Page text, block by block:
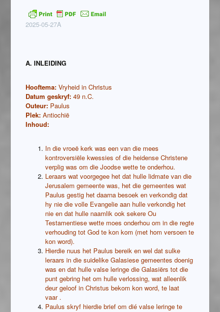
2025-05-27A
A. INLEIDING
Hooftema:Vryheid in Christus
Datum geskryf:49 n.C.
Outeur: Paulus
Plek:Antiochië
Inhoud:
In die vroeë kerk was een van die mees
kontroversiële kwessies of die heidense Christene
verplig was om die Joodse wette te onderhou.
Leraars wat voorgegee het dat hulle lidmate van die
Jerusalem gemeente was, het die gemeentes wat
Paulus gestig het daarna besoek en verkondig dat
hy nie die volle Evangelie aan hulle verkondig het
nie en dat hulle naamlik ook sekere Ou
Testamentiese wette moes onderhou om in die regte
verhouding tot God te kon kom (met hom versoen te
kon word).
Hierdie nuus het Paulus bereik en wel dat sulke
leraars in die suidelike Galasiese gemeentes doenig
was en dat hulle valse leringe die Galasiërs tot die
punt gebring het om hulle verlossing, wat alleenlik
deur geloof in Christus bekom kon word, te laat
vaar .
Paulus skryf hierdie brief om dié valse leringe te